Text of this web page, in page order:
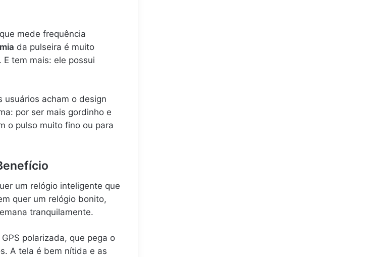
mede frequência
da pulseira é muito
tem mais: ele possui
usuários acham o design
por ser mais gordinho e
o pulso muito fino ou para
um relógio inteligente que
quer um relógio bonito,
tranquilamente.
polarizada, que pega o
A tela é bem nítida e as